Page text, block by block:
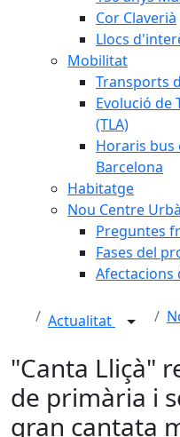
Cor Claverià
Llocs
Mobilitat
Transports
Evolució de
(TLA)
Horaris bus
Barcelona
Habitatge
Nou Centre
Preguntes
Fases del
Actualitat
"Canta Lliçà"
de primària i
gran cantata